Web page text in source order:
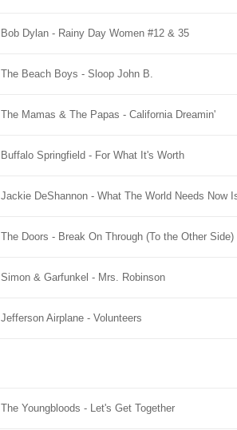
Bob Dylan - Rainy Day Women #12 & 35
The Beach Boys - Sloop John B.
The Mamas & The Papas - California Dreamin'
Buffalo Springfield - For What It's Worth
Jackie DeShannon - What The World Needs Now
The Doors - Break On Through (To the Other Side)
Simon & Garfunkel - Mrs. Robinson
Jefferson Airplane - Volunteers
The Youngbloods - Let's Get Together